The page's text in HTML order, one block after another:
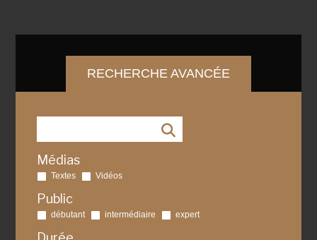
RECHERCHE AVANCÉE
Médias
Textes Vidéos
Public
débutant intermédiaire expert